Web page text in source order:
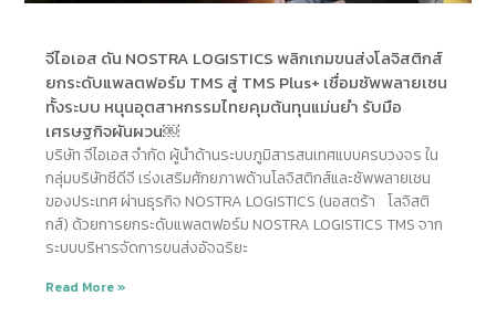
จีไอเอส ดัน NOSTRA LOGISTICS พลิกเกมขนส่งโลจิสติกส์
ยกระดับแพลตฟอร์ม TMS สู่ TMS Plus+ เชื่อมซัพพลายเชน
ทั้งระบบ หนุนอุตสาหกรรมไทยคุมต้นทุนแม่นยำ รับมือ
เศรษฐกิจผันผวน￼
บริษัท จีไอเอส จำกัด ผู้นำด้านระบบภูมิสารสนเทศแบบครบวงจร ใน
กลุ่มบริษัทซีดีจี เร่งเสริมศักยภาพด้านโลจิสติกส์และซัพพลายเชน
ของประเทศ ผ่านธุรกิจ NOSTRA LOGISTICS (นอสตร้า โลจิสติ
กส์) ด้วยการยกระดับแพลตฟอร์ม NOSTRA LOGISTICS TMS จาก
ระบบบริหารจัดการขนส่งอัจฉริยะ
Read More »